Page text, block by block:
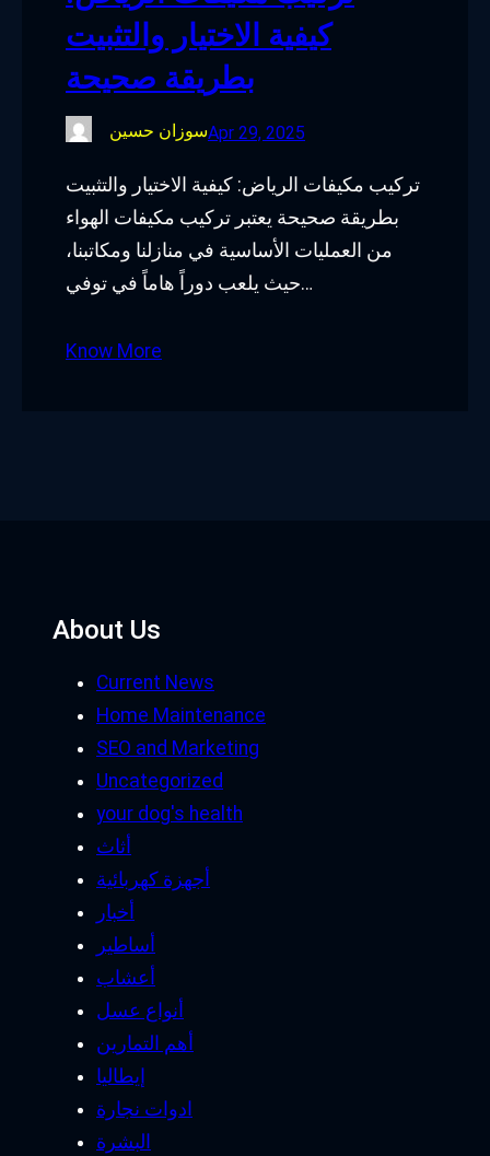
كيفية الاختيار والتثبيت
بطريقة صحيحة
سوزان حسينApr 29, 2025
تركيب مكيفات الرياض: كيفية الاختيار والتثبيت
بطريقة صحيحة يعتبر تركيب مكيفات الهواء
من العمليات الأساسية في منازلنا ومكاتبنا،
حيث يلعب دوراً هاماً في توفي…
Know More
About Us
Current News
Home Maintenance
SEO and Marketing
Uncategorized
your dog's health
أثاث
أجهزة كهربائية
أخبار
أساطير
أعشاب
أنواع عسل
أهم التمارين
إيطاليا
ادوات نجارة
البشرة